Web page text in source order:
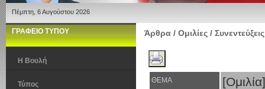
Πέμπτη, 6 Αυγούστου 2026
ΓΡΑΦΕΙΟ ΤΥΠΟΥ
Η Βουλή
Τύπος
Άρθρα / Ομιλίες / Συνεντεύξεις
ΘΕΜΑ